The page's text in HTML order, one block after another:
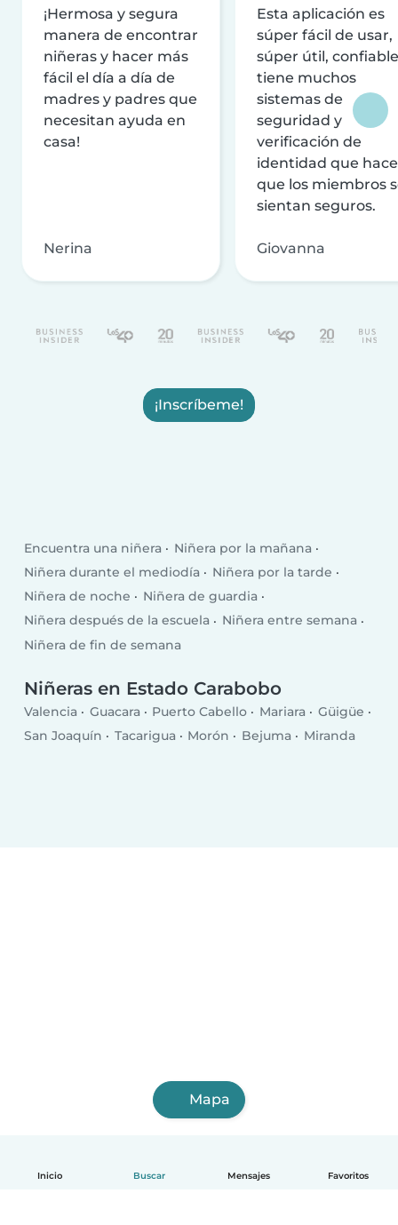
Inicio Buscar Mensajes Favoritos
¡Hermosa y segura
manera de encontrar
niñeras y hacer más
fácil el día a día de
madres y padres que
necesitan ayuda en
casa!
Nerina
Esta aplicación es
súper fácil de usar,
súper útil,
tiene muchos
sistemas de
seguridad y
verificación de
identidad que
que los miembros
sientan seguros.
Giovanna
¡Inscríbeme!
Encuentra una niñera
Niñera por la mañana
Niñera durante el mediodía
Niñera por la tarde
Niñera de noche
Niñera de guardia
Niñera después de la escuela
Niñera entre semana
Niñera de fin de semana
Niñeras en Estado Carabobo
Valencia Guacara Puerto Cabello Mariara
Güigüe
San Joaquín
Tacarigua Morón Bejuma Miranda
Mapa